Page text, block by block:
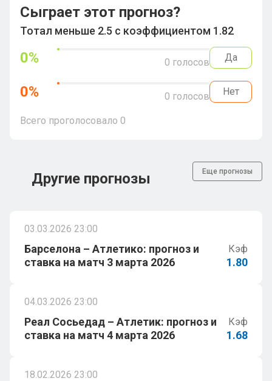
Сыграет этот прогноз?
Тотал меньше 2.5 с коэффициентом 1.82
0% 0 голосов Да
0% 0 голосов Нет
Всего проголосовало 0
Другие прогнозы Еще прогнозы
03.03.2026 23:00
Барселона – Атлетико: прогноз и
ставка на матч 3 марта 2026
Кэф
1.80
04.03.2026 23:00
Реал Сосьедад – Атлетик: прогноз и
ставка на матч 4 марта 2026
Кэф
1.68
18.02.2026 23:00